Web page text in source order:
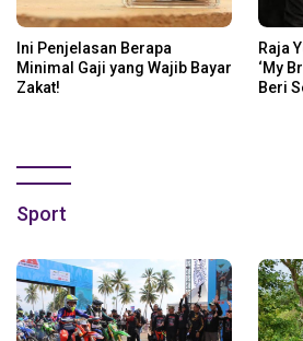
Ini Penjelasan Berapa
Minimal Gaji yang Wajib Bayar
Zakat!
Raja
‘My
Beri
Sport